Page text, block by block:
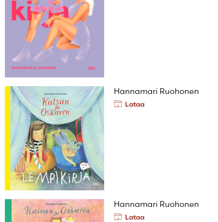
Hannamari Ruohonen
Lataa
Hannamari Ruohonen
Lataa